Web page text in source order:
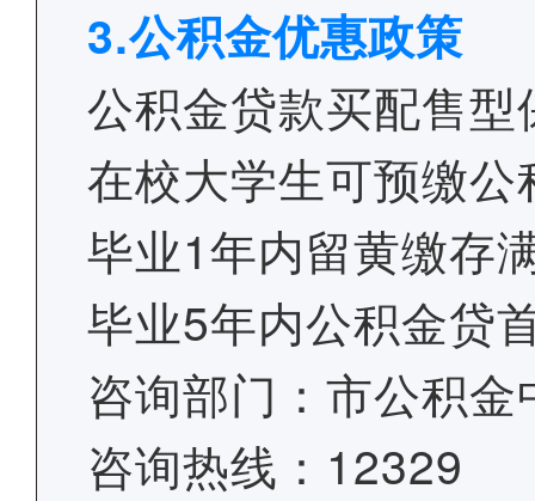
3.公积金优惠政策
公积金贷款买配售
在校大学生可预缴
毕业1年内留黄缴存
毕业5年内公积金贷
咨询部门：市公积金
咨询热线：12329